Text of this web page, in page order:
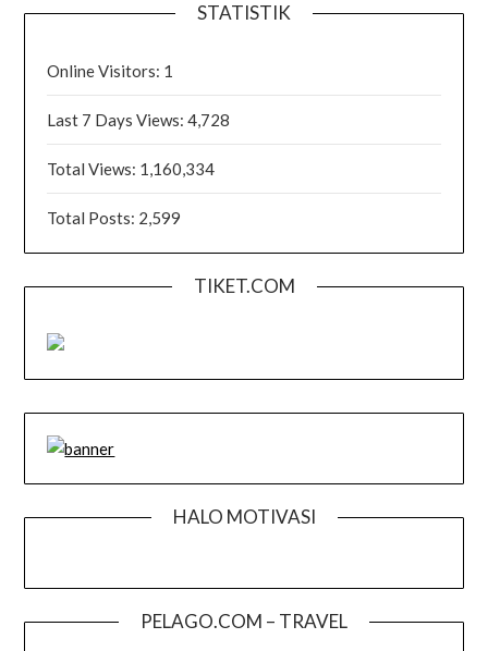
STATISTIK
Online Visitors: 1
Last 7 Days Views:4,728
Total Views: 1,160,334
Total Posts: 2,599
TIKET.COM
HALO MOTIVASI
PELAGO.COM – TRAVEL